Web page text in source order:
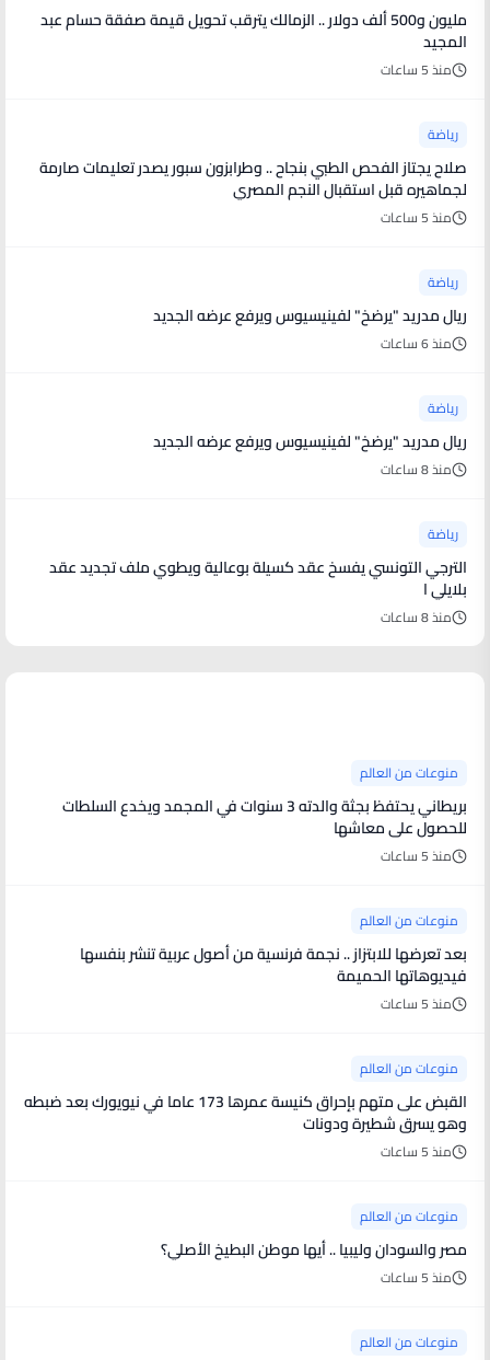
مليون و500 ألف دولار .. الزمالك يترقب تحويل قيمة صفقة حسام عبد
المجيد
منذ 5 ساعات
رياضة
صلاح يجتاز الفحص الطبي بنجاح .. وطرابزون سبور يصدر تعليمات صارمة
لجماهيره قبل استقبال النجم المصري
منذ 5 ساعات
رياضة
ريال مدريد "يرضخ" لفينيسيوس ويرفع عرضه الجديد
منذ 6 ساعات
رياضة
ريال مدريد "يرضخ" لفينيسيوس ويرفع عرضه الجديد
منذ 8 ساعات
رياضة
الترجي التونسي يفسخ عقد كسيلة بوعالية ويطوي ملف تجديد عقد
بلايلي ا
منذ 8 ساعات
منوعات من العالم
بريطاني يحتفظ بجثة والدته 3 سنوات في المجمد ويخدع السلطات
للحصول على معاشها
منذ 5 ساعات
منوعات من العالم
بعد تعرضها للابتزاز .. نجمة فرنسية من أصول عربية تنشر بنفسها
فيديوهاتها الحميمة
منذ 5 ساعات
منوعات من العالم
القبض على متهم بإحراق كنيسة عمرها 173 عاما في نيويورك بعد ضبطه
وهو يسرق شطيرة ودونات
منذ 5 ساعات
منوعات من العالم
مصر والسودان وليبيا .. أيها موطن البطيخ الأصلي؟
منذ 5 ساعات
منوعات من العالم